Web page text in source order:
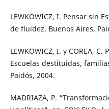
LEWKOWICZ, I. Pensar sin
de fluidez. Buenos Aires,
LEWKOWICZ, I. y COREA,
Escuelas destituidas,
Paidós, 2004.
MADRIAZA, P.